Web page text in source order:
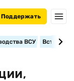
Поддержать
ВСУ